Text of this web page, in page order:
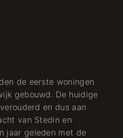
de eerste woningen
gebouwd. De huidige
en dus aan
van Stedin en
jaar geleden met de